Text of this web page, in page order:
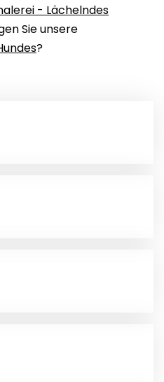
- Lächelndes
Sie unsere
?